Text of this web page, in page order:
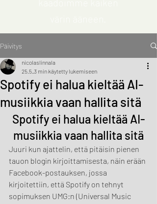
Päivitys
Spotify ei halua kieltää AI-
musiikkia vaan hallita sitä
nicolaslinnala
25.5. 3 min käytetty lukemiseen
Spotify ei halua kieltää AI-
musiikkia vaan hallita sitä
Juuri kun ajattelin, että pitäisin pienen
tauon blogin kirjoittamisesta, näin erään
Facebook-postauksen, jossa
kirjoitettiin, että Spotify on tehnyt
sopimuksen UMG:n (Universal Music